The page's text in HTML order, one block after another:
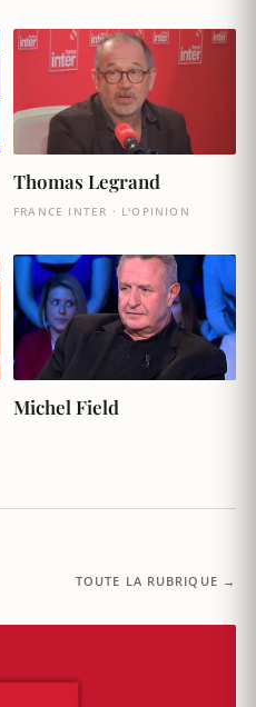
Thomas Legrand
FRANCE INTER · L'OPINION
Michel Field
TOUTE LA RUBRIQUE →